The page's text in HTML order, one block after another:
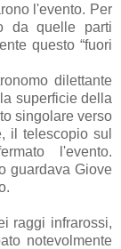
l'evento. Per
da quelle parti
questo “fuori
dilettante
superficie della
singolare verso
il telescopio sul
l'evento.
guardava Giove
raggi infrarossi,
notevolmente